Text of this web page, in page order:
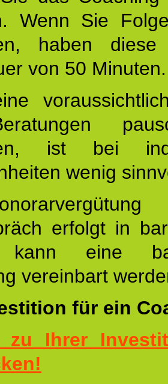
Wenn Sie
haben diese
von 50 Minuten.
ist bei
wenig
erfolgt in
kann eine
vereinbart
für ein
zu Ihrer